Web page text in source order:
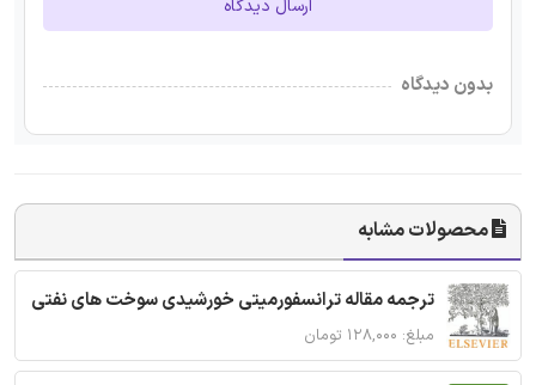
ارسال دیدگاه
بدون دیدگاه
محصولات مشابه
ترجمه مقاله ترانسفورمیتی خورشیدی سوخت های نفتی
مبلغ: ۱۲۸,۰۰۰ تومان